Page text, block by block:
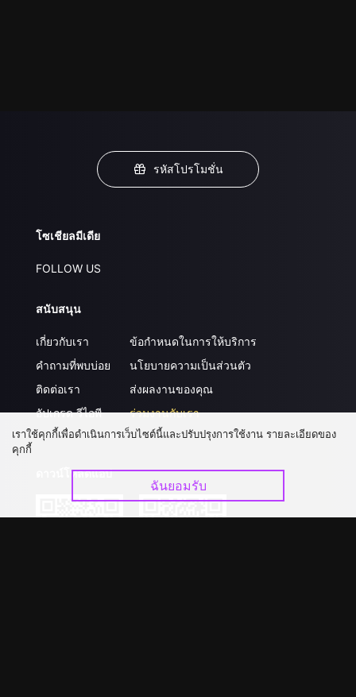
รหัสโปรโมชั่น
โซเชียลมีเดีย
FOLLOW US
สนับสนุน
เกี่ยวกับเรา
คำถามที่พบบ่อย
ติดต่อเรา
อัปเกรด วีไอพี
ข้อกำหนดในการให้บริการ
นโยบายความเป็นส่วนตัว
ส่งผลงานของคุณ
ร่วมงานกับเรา
ดาวน์โหลดแอป
เราใช้คุกกี้เพื่อดำเนินการเว็บไซต์นี้และปรับปรุงการใช้งาน รายละเอียดของ
คุกกี้
ฉันยอมรับ